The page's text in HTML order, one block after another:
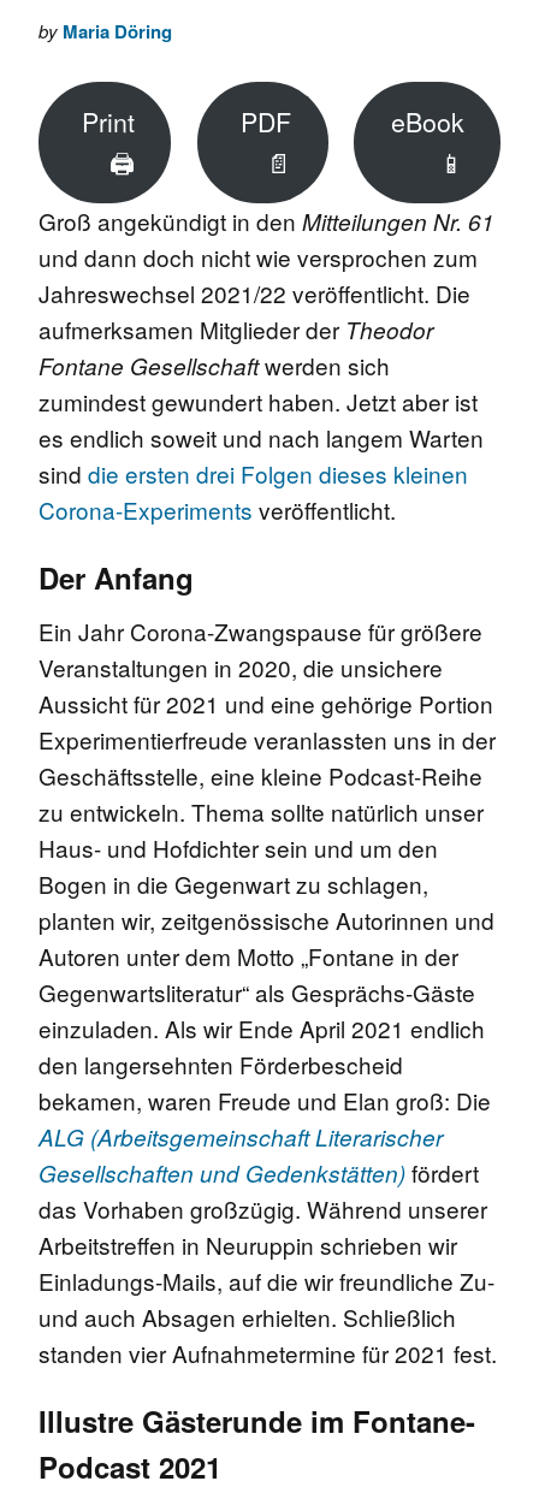
by Maria Döring
Print
🖨
PDF
📄
eBook
📱
Groß angekündigt in den Mitteilungen Nr. 61
und dann doch nicht wie versprochen zum
Jahreswechsel 2021/22 veröffentlicht. Die
aufmerksamen Mitglieder der Theodor
Fontane Gesellschaftwerden sich
zumindest gewundert haben. Jetzt aber ist
es endlich soweit und nach langem Warten
sind die ersten drei Folgen dieses kleinen
Corona-Experiments veröffentlicht.
Der Anfang
Ein Jahr Corona-Zwangspause für größere
Veranstaltungen in 2020, die unsichere
Aussicht für 2021 und eine gehörige Portion
Experimentierfreude veranlassten uns in der
Geschäftsstelle, eine kleine Podcast-Reihe
zu entwickeln. Thema sollte natürlich unser
Haus- und Hofdichter sein und um den
Bogen in die Gegenwart zu schlagen,
planten wir, zeitgenössische Autorinnen und
Autoren unter dem Motto „Fontane in der
Gegenwartsliteratur“ als Gesprächs-Gäste
einzuladen. Als wir Ende April 2021 endlich
den langersehnten Förderbescheid
bekamen, waren Freude und Elan groß: Die
ALG (Arbeitsgemeinschaft Literarischer
Gesellschaften und Gedenkstätten)fördert
das Vorhaben großzügig. Während unserer
Arbeitstreffen in Neuruppin schrieben wir
Einladungs-Mails, auf die wir freundliche Zu-
und auch Absagen erhielten. Schließlich
standen vier Aufnahmetermine für 2021 fest.
Illustre Gästerunde im Fontane-
Podcast 2021